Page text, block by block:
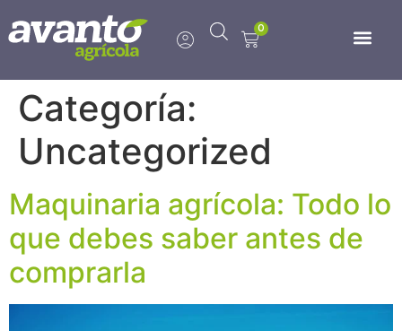
0
Categoría:
Uncategorized
Maquinaria agrícola: Todo lo
que debes saber antes de
comprarla